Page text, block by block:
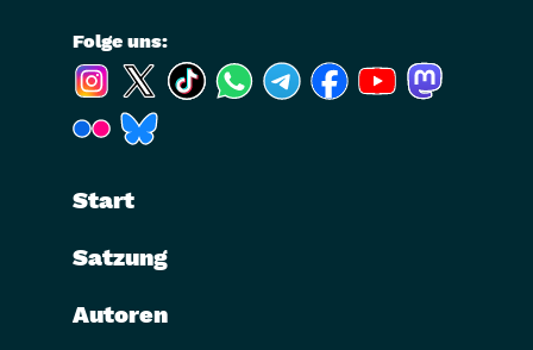
Folge uns:
(Link öffnet ein neues Fenster)
(Link öffnet ein neues Fenster)
(Link öffnet ein neues Fenster)
(Link öffnet ein neues Fenster)
(Link öffnet ein neues Fenster)
(Link öffnet ein neues
(Link öffnet ein
(Link öffnet ein neues Fenster)
Start
Satzung
Autoren